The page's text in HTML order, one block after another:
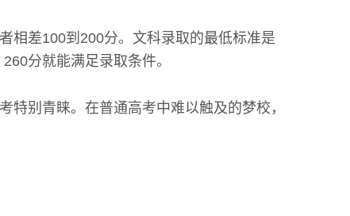
相差100到200分。文科录取的最低标准是
分就能满足录取条件。
特别青睐。在普通高考中难以触及的梦校，